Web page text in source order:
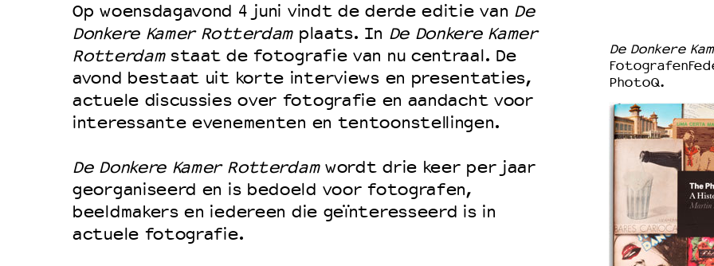
Schoolvoorstellingen
Filmprogramma’s Primair Onderwijs
Filmprogramma’s VO/MBO
Speciale educatieprogramma’s
OVER LANTARENVENSTER
Wat we doen
Werken bij
Op woensdagavond 4 juni vindt de derde editie van De
Donkere Kamer Rotterdamplaats. In De Donkere Kamer
Rotterdamstaat de fotografie van nu centraal. De
avond bestaat uit korte interviews en presentaties,
actuele discussies over fotografie en aandacht voor
interessante evenementen en tentoonstellingen.
De Donkere Kamer Rotterdamwordt drie keer per jaar
georganiseerd en is bedoeld voor fotografen,
beeldmakers en iedereen die geïnteresseerd is in
actuele fotografie.
De Donkere
PhotoQ.